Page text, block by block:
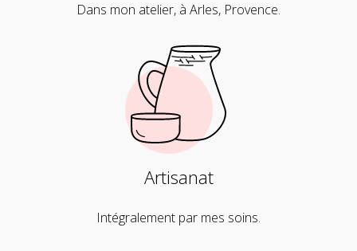
Dans mon atelier, à Arles, Provence.
Artisanat
Intégralement par mes soins.